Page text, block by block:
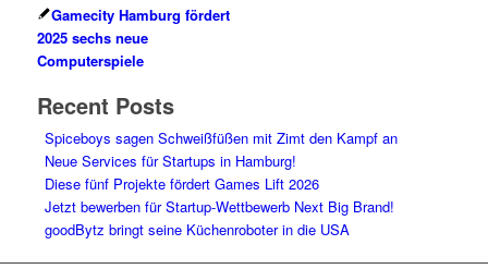
Gamecity Hamburg fördert
2025 sechs neue
Computerspiele
Recent Posts
Spiceboys sagen Schweißfüßen mit Zimt den Kampf an
Neue Services für Startups in Hamburg!
Diese fünf Projekte fördert Games Lift 2026
Jetzt bewerben für Startup-Wettbewerb Next Big Brand!
goodBytz bringt seine Küchenroboter in die USA